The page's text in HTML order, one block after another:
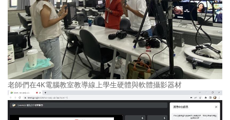
老師們在4K電腦教室教導線上學生硬體與軟體攝影器材